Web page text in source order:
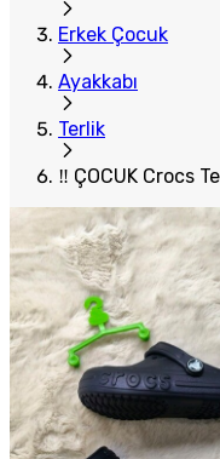
Erkek Çocuk
Ayakkabı
Terlik
‼ ÇOCUK Crocs